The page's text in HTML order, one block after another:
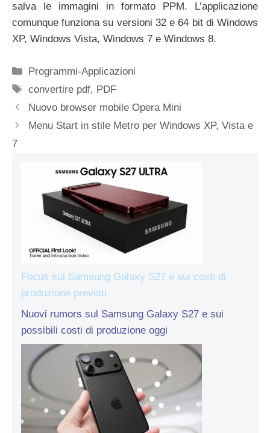
salva le immagini in formato PPM. L’applicazione
comunque funziona su versioni 32 e 64 bit di Windows
XP, Windows Vista, Windows 7 e Windows 8.
Categorie
Programmi-Applicazioni
Tag
convertire pdf, PDF
Nuovo browser mobile Opera Mini
Menu Start in stile Metro per Windows XP, Vista e
7
Focus sul Samsung Galaxy S27 e sui costi di
produzione previsti
Nuovi rumors sul Samsung Galaxy S27 e sui
possibili costi di produzione oggi